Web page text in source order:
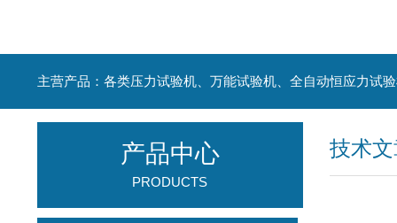
主营产品：各类压力试验机、万能试验机、全自动恒应力试
技术
产品中心
PRODUCTS